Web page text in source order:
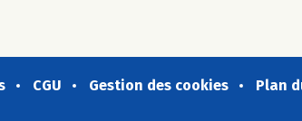
CGU Gestion des cookies Plan